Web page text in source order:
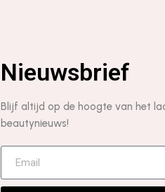
Nieuwsbrief
Blijf altijd op de hoogte van het
beautynieuws!